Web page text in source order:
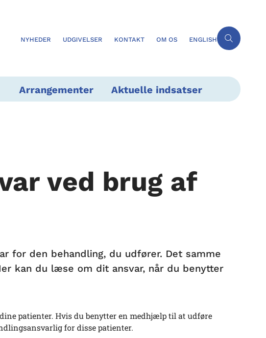
NYHEDER UDGIVELSER KONTAKT OM OS ENGLISH
Arrangementer Aktuelle indsatser
ved brug af
for den behandling, du udfører. Det samme
kan du læse om dit ansvar, når du benytter
patienter. Hvis du benytter en medhjælp til at udføre
for disse patienter.